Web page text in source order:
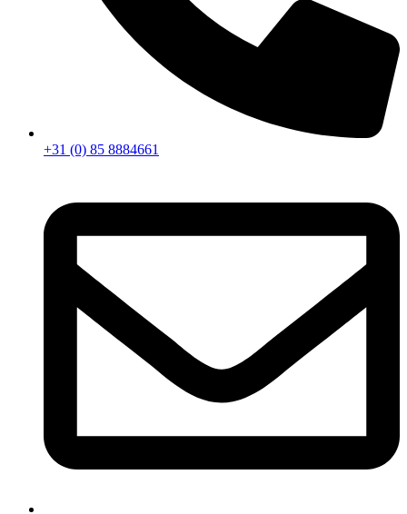
+31 (0) 85 8884661